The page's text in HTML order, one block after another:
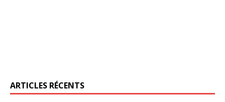
ARTICLES RÉCENTS